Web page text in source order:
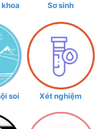
Sơ sinh
soi Xét nghiệm